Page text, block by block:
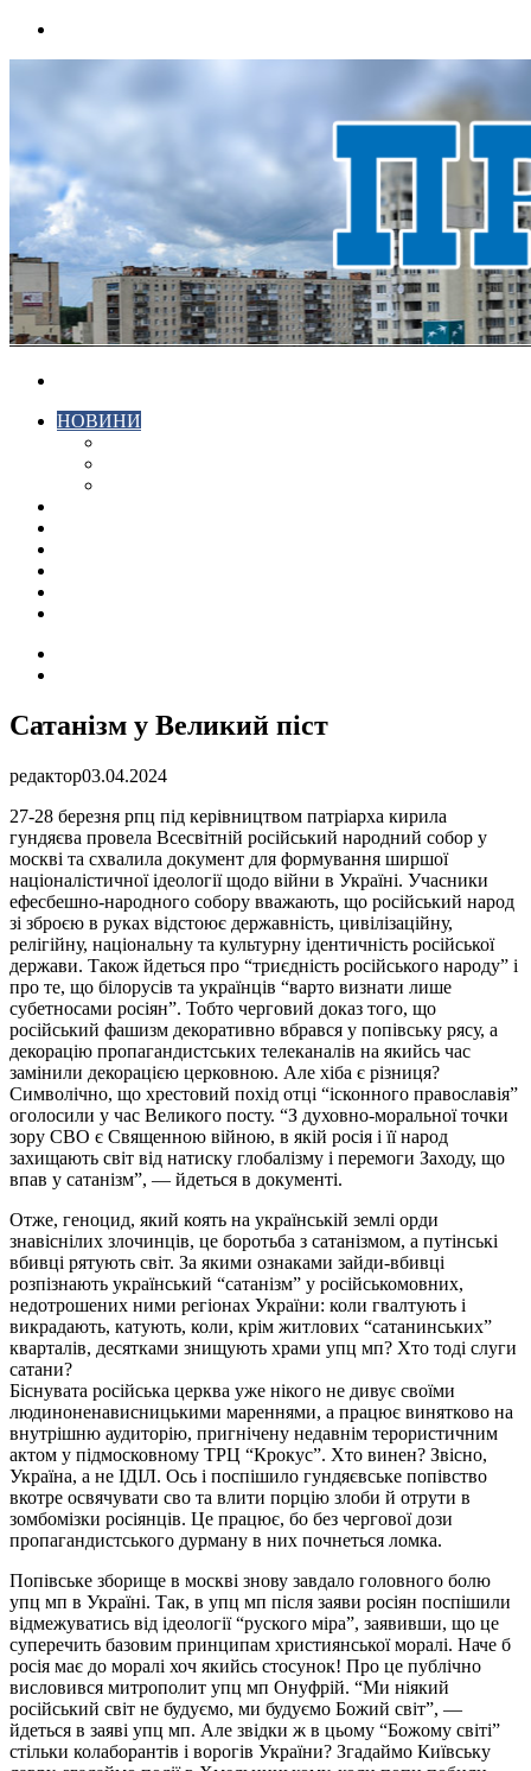
НОВИНИ
Сатанізм у Великий піст
редактор03.04.2024
27-28 березня рпц під керівництвом патріарха кирила
гундяєва провела Всесвітній російський народний собор у
москві та схвалила документ для формування ширшої
націоналістичної ідеології щодо війни в Україні. Учасники
ефесбешно-народного собору вважають, що російський народ
зі зброєю в руках відстоює державність, цивілізаційну,
релігійну, національну та культурну ідентичність російської
держави. Також йдеться про “триєдність російського народу” і
про те, що білорусів та українців “варто визнати лише
субетносами росіян”. Тобто черговий доказ того, що
російський фашизм декоративно вбрався у попівську рясу, а
декорацію пропагандистських телеканалів на якийсь час
замінили декорацією церковною. Але хіба є різниця?
Символічно, що хрестовий похід отці “ісконного православія”
оголосили у час Великого посту. “З духовно-моральної точки
зору СВО є Священною війною, в якій росія і її народ
захищають світ від натиску глобалізму і перемоги Заходу, що
впав у сатанізм”, — йдеться в документі.
Отже, геноцид, який коять на українській землі орди
знавіснілих злочинців, це боротьба з сатанізмом, а путінські
вбивці рятують світ. За якими ознаками зайди-вбивці
розпізнають український “сатанізм” у російськомовних,
недотрошених ними регіонах України: коли гвалтують і
викрадають, катують, коли, крім житлових “сатанинських”
кварталів, десятками знищують храми упц мп? Хто тоді слуги
сатани?
Біснувата російська церква уже нікого не дивує своїми
людиноненависницькими мареннями, а працює винятково на
внутрішню аудиторію, пригнічену недавнім терористичним
актом у підмосковному ТРЦ “Крокус”. Хто винен? Звісно,
Україна, а не ІДІЛ. Ось і поспішило гундяєвське попівство
вкотре освячувати сво та влити порцію злоби й отрути в
зомбомізки росіянців. Це працює, бо без чергової дози
пропагандистського дурману в них почнеться ломка.
Попівське зборище в москві знову завдало головного болю
упц мп в Україні. Так, в упц мп після заяви росіян поспішили
відмежуватись від ідеології “руского міра”, заявивши, що це
суперечить базовим принципам християнської моралі. Наче б
росія має до моралі хоч якийсь стосунок! Про це публічно
висловився митрополит упц мп Онуфрій. “Ми ніякий
російський світ не будуємо, ми будуємо Божий світ”, —
йдеться в заяві упц мп. Але звідки ж в цьому “Божому світі”
стільки колаборантів і ворогів України? Згадаймо Київську